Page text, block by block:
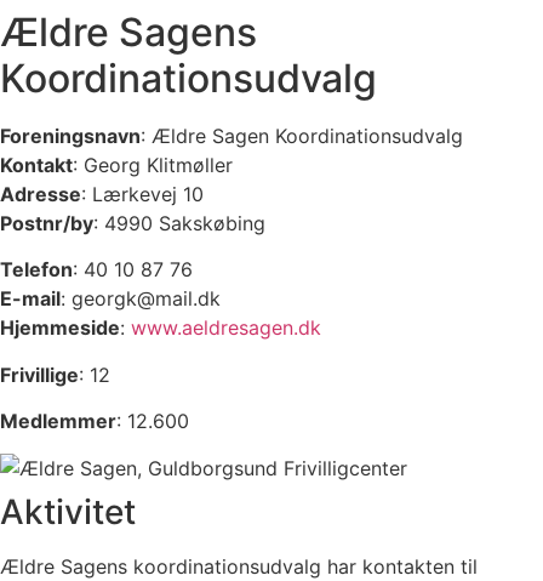
Ældre Sagens
Koordinationsudvalg
Foreningsnavn: Ældre Sagen Koordinationsudvalg
Kontakt: Georg Klitmøller
Adresse: Lærkevej 10
Postnr/by: 4990 Sakskøbing
Telefon: 40 10 87 76
E-mail: georgk@mail.dk
Hjemmeside: www.aeldresagen.dk
Frivillige: 12
Medlemmer: 12.600
Aktivitet
Ældre Sagens koordinationsudvalg har kontakten til